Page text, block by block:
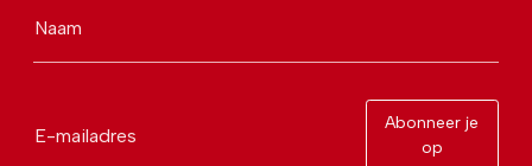
Naam
E-mailadres
Abonneer je
op